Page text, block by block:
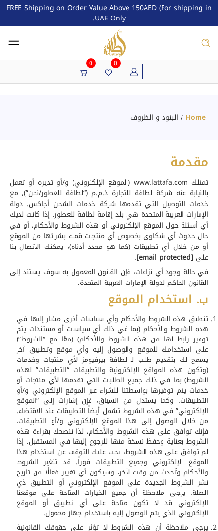
FREE Shipping on Order Value Above 150AED (For shipping in
UAE Only.
0
0
Home
/ البنود و الظروف
مقدمة
تمتلك www.lattafa.com (الموقع الإلكتروني) و/أو تديره أو تعمل
بالنيابة عنه شركة لطافة للتجارة ذ.م.م (“لطافة للعطور/نحن”), مع
خدمات التوصيل التي تقدمها شركة خدمات الشحن أجاكس. دولة
الإمارات العربية المتحدة هي بلد إقامة لطافة للعطور. إذا كانت لديك
أي أسئلة حول الموقع الإلكتروني أو هذه الشروط والأحكام، أو في
حال حدوث أي شكاوى بخصوص أي منتجات قمت بشرائها من الموقع
أو من خلال أي تطبيقات (كما هو محدد أدناه)، يمكنك الاتصال بنا
على [email protected]
.
في حالة وجود أي نزاعات، فإن القانون المعمول به سوف يستند إلى
القانون الحاكم لدولة الإمارات العربية المتحدة.
ب. استخدام الموقع
تنطبق هذه الشروط والأحكام وأي سياسات أخرى مشار إليها في
هذه الشروط والأحكام (بما في ذلك أي سياسات أو مستندات يتم
توفير رابط لها من هذه الشروط والأحكام) (معًا مع “الشروط”)
على استخدامك للموقع والوصول إليه وأي موقع وتطبيق آخر
يسمح لك بتقديم طلب لـ لطافة بيرفيومز لأي منتجات وخدمات
(وتكون هذه المواقع الإلكترونية والتطبيقات “التطبيقات” لهذه
الشروط) بما في ذلك جميع الطلبات التي تقدمها لأي منتجات أو
خدمات يتم توفيرها بواسطتنا للشراء عبر الموقع الإلكتروني و/أو
التطبيقات. وكما يستدل من السياق، فإن إشارات إلى “الموقع
الإلكتروني” في هذه الشروط تشمل أيضاً التطبيقات عند الاقتضاء.
من خلال الوصول إلى هذا الموقع الإلكتروني و/أو التطبيقات،
فإنك توافق على هذه الشروط والأحكام، لذا ننصحك بقراءة هذه
الشروط بعناية وحفظ نسخة منها للرجوع إليها في المستقبل. إذا
لم توافق على هذه الشروط، يجب عليك التوقف عن استخدام هذا
الموقع الإلكتروني وجميع التطبيقات فوراً. قد تتغير الشروط
والأحكام وتُحدث من وقت لآخر، وسيكون أي تغيير فعالًا من تاريخ
نشر الشروط الجديدة على الموقع الإلكتروني أو التطبيق ذي
الصلة. يرجى ملاحظة أن جميع الخيارات المتاحة على موقعنا
الإلكتروني قد لا تكون متاحة على أي تطبيق أو الموقع
الإلكتروني الذي يتم الوصول إليه باستخدام جهاز محمول.
يرجى ملاحظة أن هذه الشروط لا تؤثر على حقوقك القانونية